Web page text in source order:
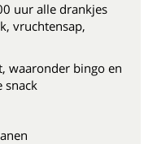
uur alle drankjes
vruchtensap,
waaronder bingo en
snack